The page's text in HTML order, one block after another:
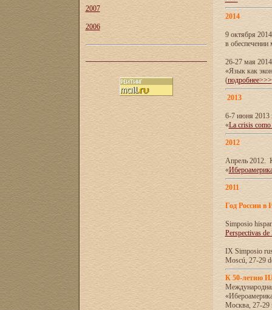
2007
2006
2014
9 октября
в обеспечении
26-27 мая
«Язык как
(подробнее>>>
2013
6-7 июня 2013
«La crisis como
2012
Апрель 2012.
«
2011
Год России в
Simposio
Perspectivas
IX Simposio
Moscú, 27-29
К 50-летию
Москва, 27-29